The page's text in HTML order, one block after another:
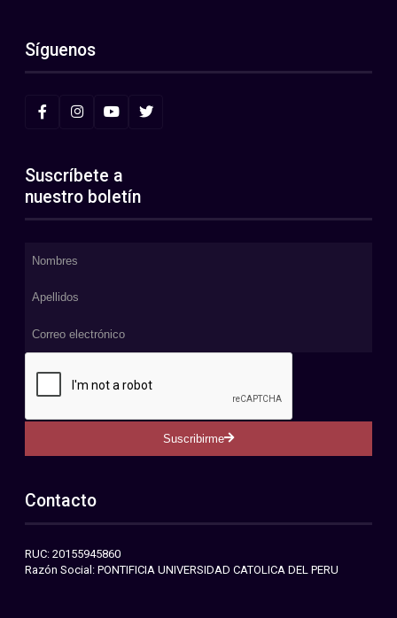
Síguenos
Suscríbete a
nuestro boletín
Suscribirme
Contacto
RUC: 20155945860
Razón Social: PONTIFICIA UNIVERSIDAD CATOLICA DEL PERU